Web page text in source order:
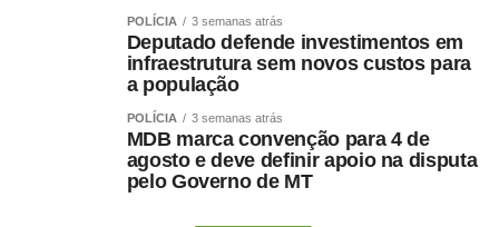
POLÍCIA 3 semanas atrás
Deputado defende investimentos em
infraestrutura sem novos custos para
a população
POLÍCIA 3 semanas atrás
MDB marca convenção para 4 de
agosto e deve definir apoio na disputa
pelo Governo de MT